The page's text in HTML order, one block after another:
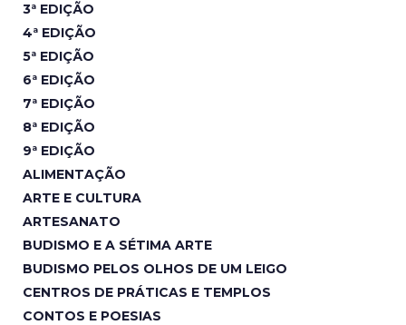
3ª EDIÇÃO
4ª EDIÇÃO
5ª EDIÇÃO
6ª EDIÇÃO
7ª EDIÇÃO
8ª EDIÇÃO
9ª EDIÇÃO
ALIMENTAÇÃO
ARTE E CULTURA
ARTESANATO
BUDISMO E A SÉTIMA ARTE
BUDISMO PELOS OLHOS DE UM LEIGO
CENTROS DE PRÁTICAS E TEMPLOS
CONTOS E POESIAS